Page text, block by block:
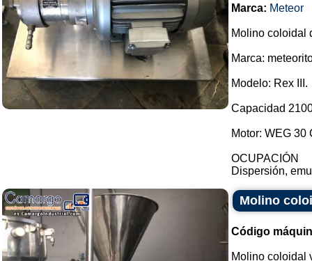
Marca: Meteor
Molino coloidal
Marca:
Modelo: Rex III.
Capacidad
Motor: WEG 30
OCUPACIÓN
Dispersión,
Molino
Código
Molino coloidal